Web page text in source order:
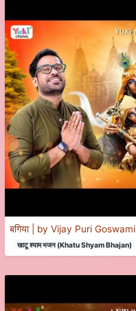
बगिया | by Vijay Puri Goswami
खाटू श्याम भजन (Khatu Shyam Bhajan)